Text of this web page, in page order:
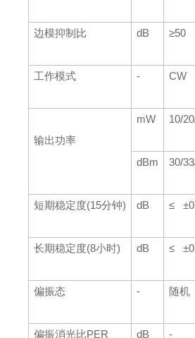
边模抑制比 dB ≥50
工作模式 - CW
输出功率
mW 10/
dBm 30/
短期稳定度(15分钟) dB ≤
长期稳定度(8小时) dB ≤
偏振态 - 随机
偏振消光比PER dB -